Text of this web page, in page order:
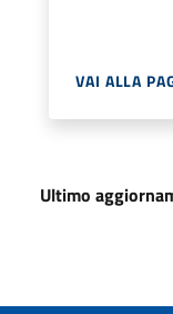
VAI ALLA
Ultimo